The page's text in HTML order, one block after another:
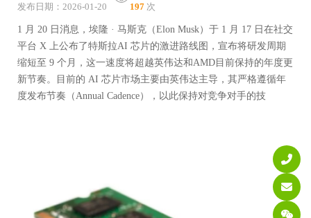
发布日期：2026-01-20 197 次
1 月 20 日消息，埃隆 · 马斯克（Elon Musk）于 1 月 17 日在社交
平台 X 上公布了特斯拉AI 芯片的激进路线图，宣布将研发周期
缩短至 9 个月，这一速度将超越英伟达和AMD目前保持的年度更
新节奏。目前的 AI 芯片市场主要由英伟达主导，其严格遵循年
度发布节奏（Annual Cadence），以此保持对竞争对手的技